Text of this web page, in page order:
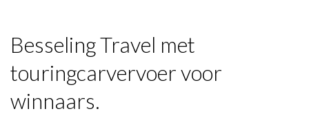
Besseling Travel met
touringcarvervoer voor
winnaars.